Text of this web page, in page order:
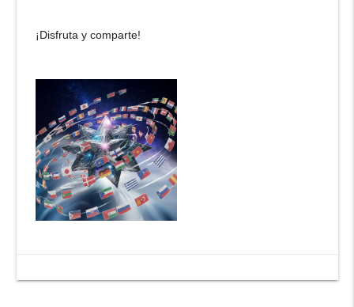
¡Disfruta y comparte!